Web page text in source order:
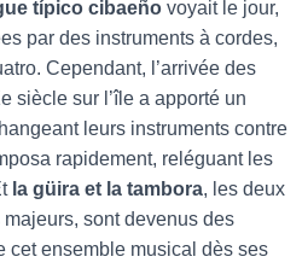
típico cibaeño voyait le jour,
par des instruments à cordes,
Cependant, l’arrivée des
siècle sur l’île a apporté un
leurs instruments contre
rapidement, reléguant les
la güira et la tambora, les deux
sont devenus des
cet ensemble musical dès ses